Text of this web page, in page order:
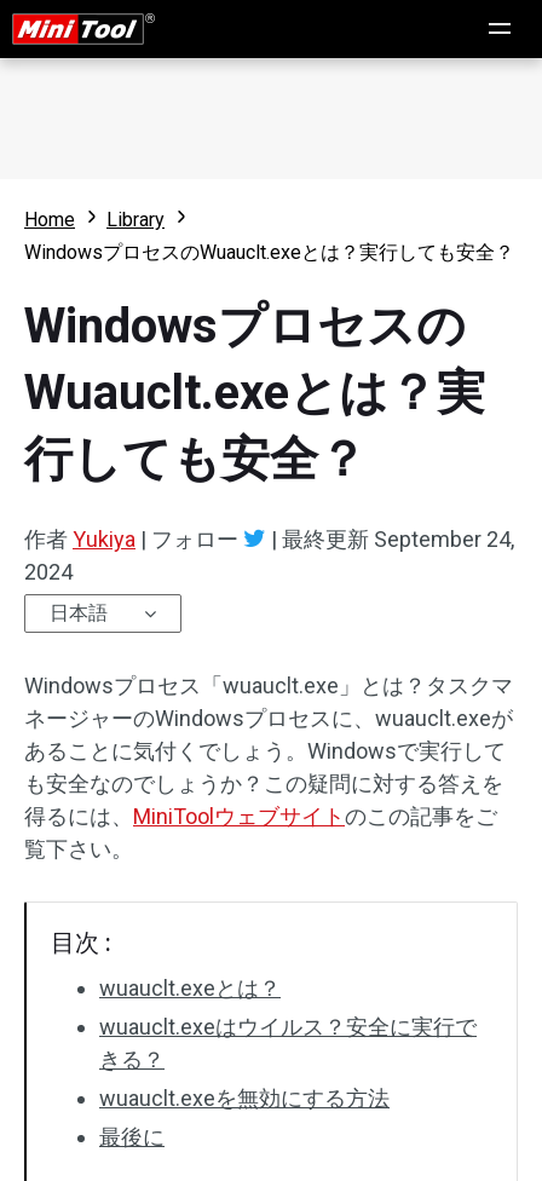
Home
Library
WindowsプロセスのWuauclt.exeとは？実行しても安全？
Windowsプロセスの
Wuauclt.exeとは？実
行しても安全？
作者Yukiya | フォロー | 最終更新 September 24,
2024
日本語
Windowsプロセス「wuauclt.exe」とは？タスクマ
ネージャーのWindowsプロセスに、wuauclt.exeが
あることに気付くでしょう。Windowsで実行して
も安全なのでしょうか？この疑問に対する答えを
得るには、 MiniToolウェブサイトのこの記事をご
覧下さい。
目次 :
wuauclt.exeとは？
wuauclt.exeはウイルス？安全に実行で
きる？
wuauclt.exeを無効にする方法
最後に